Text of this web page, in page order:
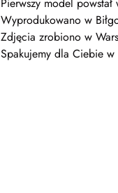
Pierwszy model
Wyprodukowano w
Zdjęcia zrobiono w
Spakujemy dla Ciebie